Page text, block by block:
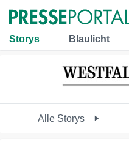
Storys Blaulicht
Alle Storys